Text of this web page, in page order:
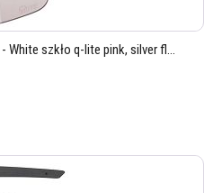
White szkło q-lite pink, silver fl...